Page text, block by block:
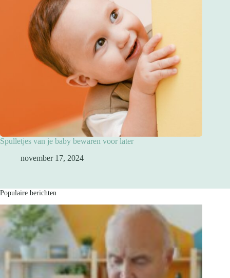
Spulletjes van je baby bewaren voor later
november 17, 2024
Populaire berichten